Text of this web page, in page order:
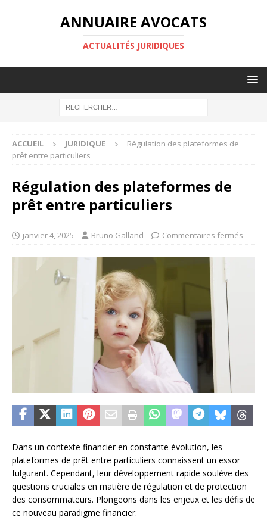
ANNUAIRE AVOCATS
ACTUALITÉS JURIDIQUES
ACCUEIL JURIDIQUE
Régulation des plateformes de
prêt entre particuliers
Régulation des plateformes de
prêt entre particuliers
janvier 4, 2025 Bruno Galland Commentaires fermés
Dans un contexte financier en constante évolution, les
plateformes de prêt entre particuliers connaissent un essor
fulgurant. Cependant, leur développement rapide soulève des
questions cruciales en matière de régulation et de protection
des consommateurs. Plongeons dans les enjeux et les défis de
ce nouveau paradigme financier.